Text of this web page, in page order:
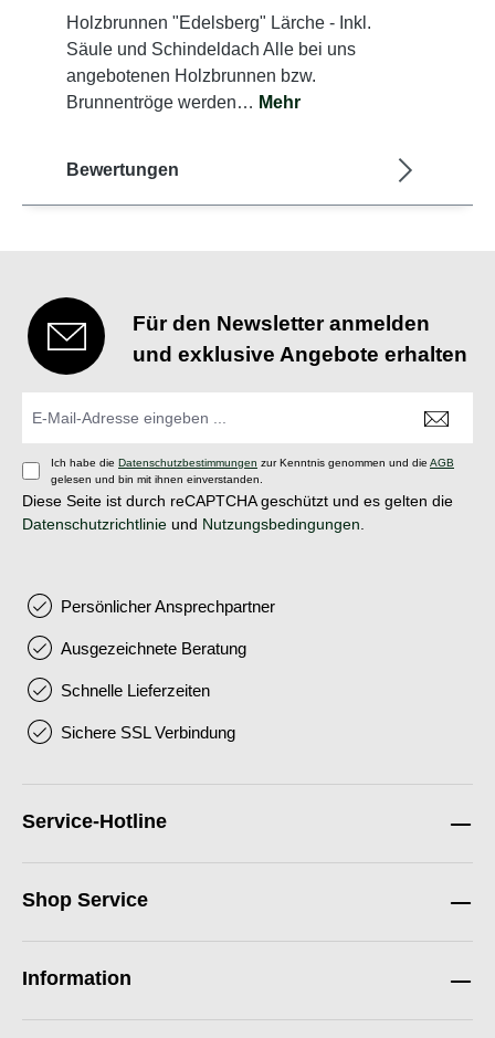
Holzbrunnen "Edelsberg" Lärche - Inkl.
Säule und Schindeldach Alle bei uns
angebotenen Holzbrunnen bzw.
Brunnentröge werden… Mehr
Bewertungen
Für den Newsletter anmelden
und exklusive Angebote erhalten
Ich habe die Datenschutzbestimmungen zur Kenntnis genommen und die AGB
gelesen und bin mit ihnen einverstanden.
Diese Seite ist durch reCAPTCHA geschützt und es gelten die
Datenschutzrichtlinie und Nutzungsbedingungen
Persönlicher Ansprechpartner
Ausgezeichnete Beratung
Schnelle Lieferzeiten
Sichere SSL Verbindung
Service-Hotline
Shop Service
Information